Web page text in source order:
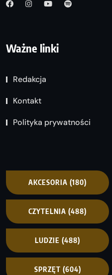
Ważne linki
Redakcja
Kontakt
Polityka prywatności
AKCESORIA (180)
CZYTELNIA (488)
LUDZIE (488)
SPRZĘT (604)